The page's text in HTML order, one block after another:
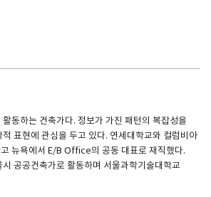
동하는 건축가다. 정보가 가진 패턴의 복잡성을
표현에 관심을 두고 있다. 연세대학교와 컬럼비아
뉴욕에서 E/B Office의 공동 대표로 재직했다.
공공건축가로 활동하며 서울과학기술대학교